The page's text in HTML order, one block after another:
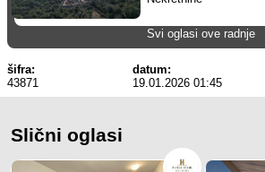
Svi oglasi ove radnje
šifra:
43871
datum:
19.01.2026 01:45
Slični oglasi